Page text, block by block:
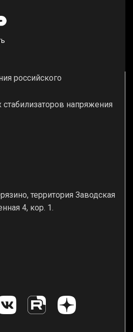
российского
напряжения
территория Заводская
4, кор. 1.